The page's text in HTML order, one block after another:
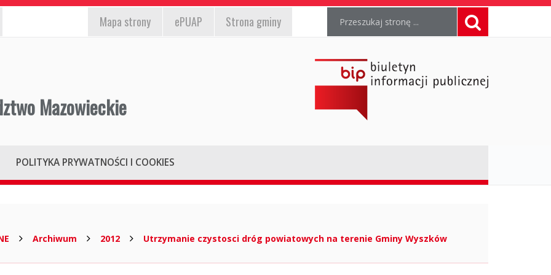
EPUAP,
strony
Mapa strony ePUAP Strona gminy Wyszukiwarka
Formularz
wyszukiwania
fraza:
Mazowieckie
Ogólnopolski
Biuletyn
Informacji
https://www.gov.pl/web/bip
POLITYKA PRYWATNOŚCI I COOKIES
Archiwum 2012
Utrzymanie czystosci dróg powiatowych na terenie Gminy Wyszków